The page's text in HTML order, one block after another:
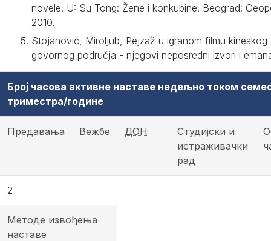
novele. U: Su Tong: Žene i konkubine. Beograd:
2010.
Stojanović, Miroljub, Pejzaž u igranom filmu kineskog
govornog područja - njegovi neposredni izvori i
Број часова активне наставе недељно током
триместра/године
Предавања Вежбе ДОН
Студијски и
истраживачки
рад
2
Методе извођења
наставе